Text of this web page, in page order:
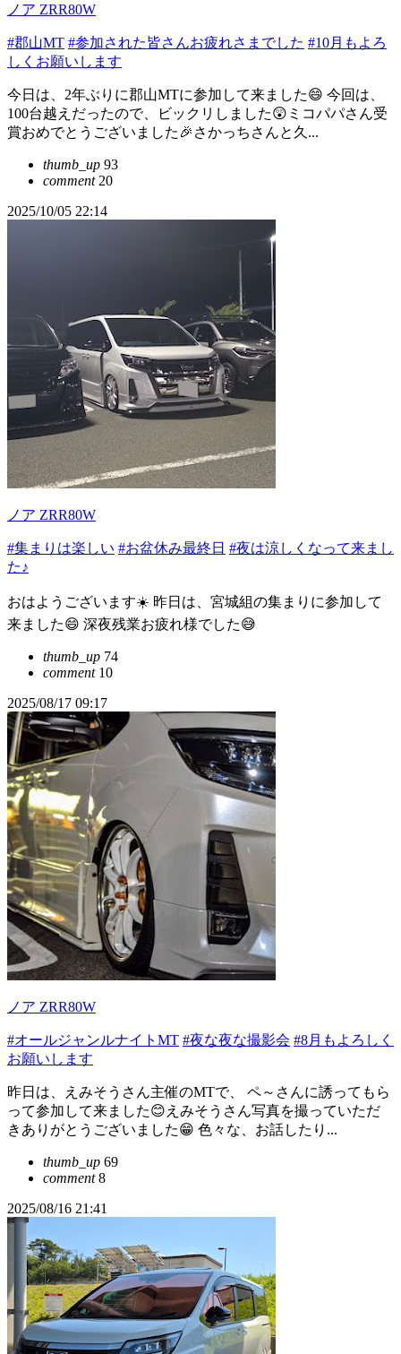
ノア ZRR80W
#郡山MT #参加された皆さんお疲れさまでした #10月もよろ
しくお願いします
今日は、2年ぶりに郡山MTに参加して来ました😄 今回は、
100台越えだったので、ビックリしました😲ミコパパさん受
賞おめでとうございました🎉さかっちさんと久...
thumb_up 93
comment20
2025/10/05 22:14
ノア ZRR80W
#集まりは楽しい #お盆休み最終日 #夜は涼しくなって来まし
た♪
おはようございます☀️ 昨日は、宮城組の集まりに参加して
来ました😄 深夜残業お疲れ様でした😅
thumb_up 74
comment10
2025/08/17 09:17
ノア ZRR80W
#オールジャンルナイトMT #夜な夜な撮影会 #8月もよろしく
お願いします
昨日は、えみそうさん主催のMTで、 ペ～さんに誘ってもら
って参加して来ました😊えみそうさん写真を撮っていただ
きありがとうございました😁 色々な、お話したり...
thumb_up 69
comment8
2025/08/16 21:41